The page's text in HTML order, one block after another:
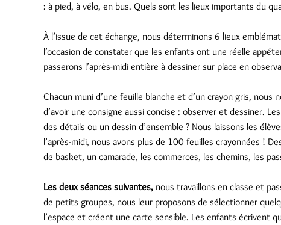
: à pied, à vélo, en bus. Quels sont les lieux importants du
À l’issue de cet échange, nous déterminons 6 lieux
l’occasion de constater que les enfants ont une réelle
passerons l’après-midi entière à dessiner sur place en
Chacun muni d’une feuille blanche et d’un crayon gris,
d’avoir une consigne aussi concise : observer et dessiner.
des détails ou un dessin d’ensemble ? Nous laissons les
l’après-midi, nous avons plus de 100 feuilles crayonnées !
de basket, un camarade, les commerces, les chemins, les
Les deux séances suivantes, nous travaillons en classe et
de petits groupes, nous leur proposons de sélectionner
l’espace et créent une carte sensible. Les enfants écrivent